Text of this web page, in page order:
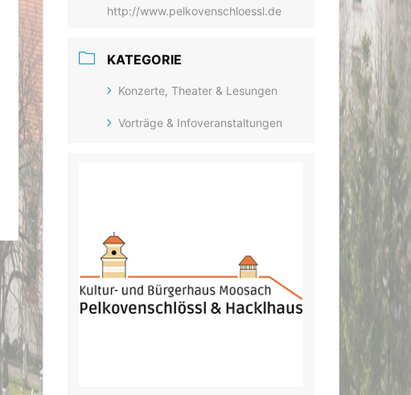
http://www.pelkovenschloessl.de
KATEGORIE
Konzerte, Theater & Lesungen
Vorträge & Infoveranstaltungen